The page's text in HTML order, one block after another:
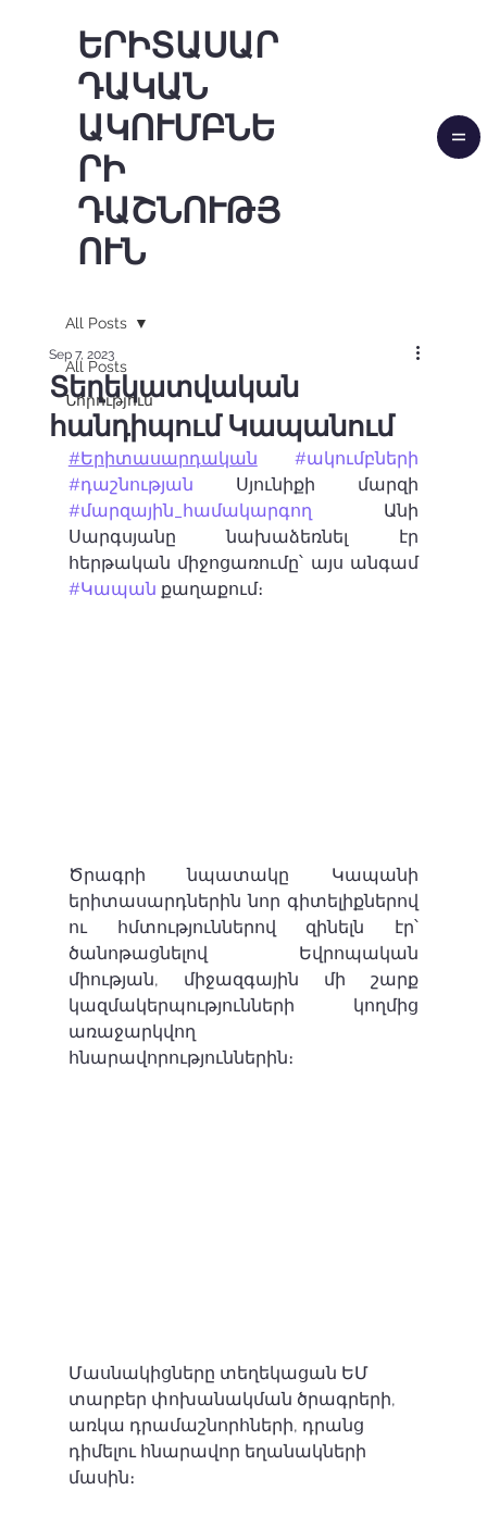
ԵՐԻՏԱՍԱՐ
ԴԱԿԱՆ
ԱԿՈՒՄԲՆԵ
ՐԻ
ԴԱՇՆՈՒԹՅ
ՈՒՆ
All Posts
Նորություն
All Posts
Տեղեկատվական
հանդիպում Կապանում
Sep 7, 2023
#Երիտասարդական
#ակումբների
#դաշնության
#մարզային_համակարգող Անի
Սարգսյանը նախաձեռնել էր
հերթական միջոցառումը՝ այս անգամ
#Կապան քաղաքում։
Ծրագրի նպատակը Կապանի
երիտասարդներին նոր գիտելիքներով
ու հմտություններով զինելն էր՝
ծանոթացնելով Եվրոպական
միության, միջազգային մի շարք
կազմակերպությունների կողմից
առաջարկվող
հնարավորություններին։
Մասնակիցները տեղեկացան ԵՄ
տարբեր փոխանակման ծրագրերի,
առկա դրամաշնորհների, դրանց
դիմելու հնարավոր եղանակների
մասին։